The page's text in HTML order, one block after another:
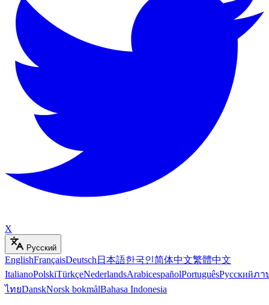
X
Русский
EnglishFrançaisDeutsch 日本語한국인简体中文繁體中文
ItalianoPolskiTürkçeNederlandsArabicespañolPortuguêsРусскийภา
ไทยDanskNorsk bokmålBahasa Indonesia